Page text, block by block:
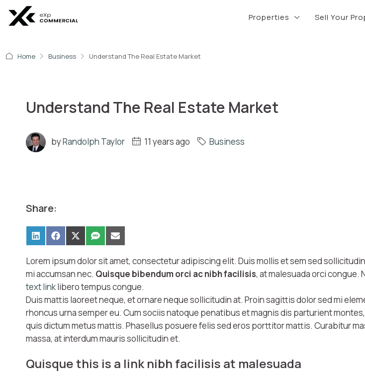
Properties Sell Your
Home Business Understand The Real Estate Market
Understand The Real Estate Market
byRandolph Taylor 11 years ago Business
Share:
Lorem ipsum dolor sit amet, consectetur adipiscing elit. Duis mollis et sem sed
mi accumsan nec. Quisque bibendum orci ac nibh facilisis, at malesuada orci
text linklibero tempus congue.
Duis mattis laoreet neque, et ornare neque sollicitudin at. Proin sagittis dolor sed mi
rhoncus urna semper eu. Cum sociis natoque penatibus et magnis dis parturient
quis dictum metus mattis. Phasellus posuere felis sed eros porttitor mattis. Curabitur
massa, at interdum mauris sollicitudin et.
Quisque this is a link nibh facilisis at malesuada